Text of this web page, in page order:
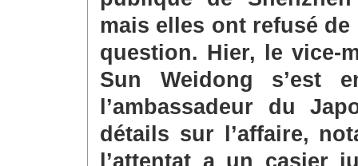
mais elles ont refusé
question. Hier, le vice-
Sun Weidong s’est
l’ambassadeur du
détails sur l’affaire,
l’attentat a un casier